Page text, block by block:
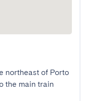
northeast of Porto
the main train